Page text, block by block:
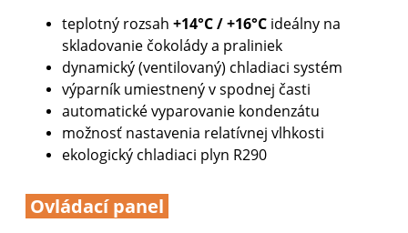
teplotný rozsah +14°C / +16°Cideálny na
skladovanie čokolády a praliniek
dynamický (ventilovaný) chladiaci systém
výparník umiestnený v spodnej časti
automatickévyparovanie kondenzátu
možnosť nastavenia relatívnej vlhkosti
ekologický chladiaci plyn R290
Ovládací panel